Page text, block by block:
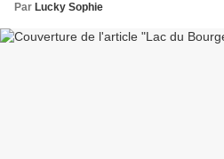
Par Lucky Sophie